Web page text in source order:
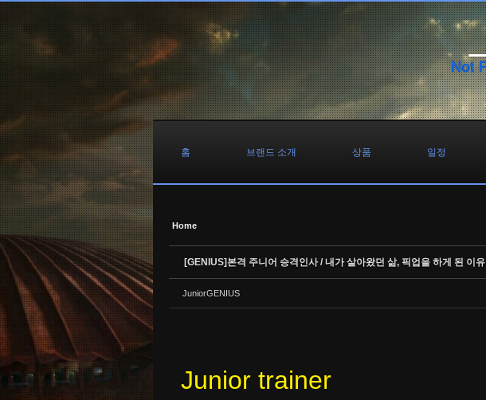
홈 브랜드 소개 상품 일정
Home
[GENIUS]본격 주니어 승격인사 / 내가 살아왔던 삶, 픽업을 하게 된 이유
JuniorGENIUS
Junior trainer
Sketchbook5, 스케치북5
Sketchbook5, 스케치북5
Sketchbook5, 스케치북5
Sketchbook5, 스케치북5